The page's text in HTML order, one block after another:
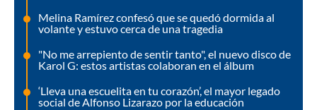
Melina Ramírez confesó que se quedó dormida al
volante y estuvo cerca de una tragedia
"No me arrepiento de sentir tanto", el nuevo disco de
Karol G: estos artistas colaboran en el álbum
‘Lleva una escuelita en tu corazón’, el mayor legado
social de Alfonso Lizarazo por la educación